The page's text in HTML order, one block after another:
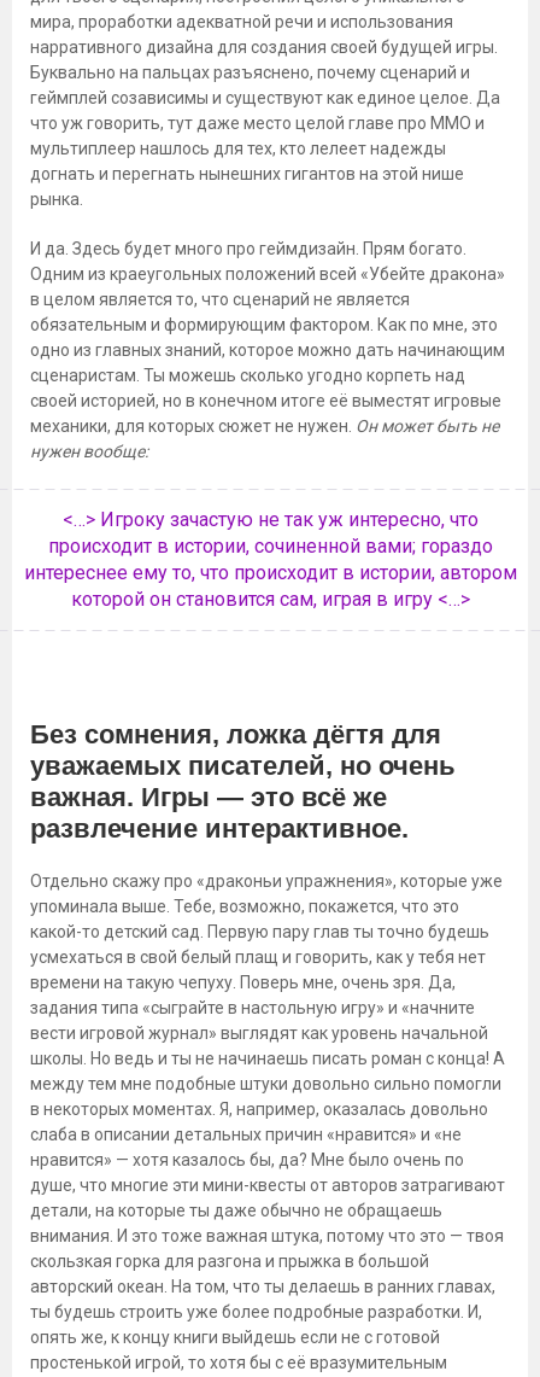
мира, проработки адекватной речи и использования
нарративного дизайна для создания своей будущей игры.
Буквально на пальцах разъяснено, почему сценарий и
геймплей созависимы и существуют как единое целое. Да
что уж говорить, тут даже место целой главе про ММО и
мультиплеер нашлось для тех, кто лелеет надежды
догнать и перегнать нынешних гигантов на этой нише
рынка.
И да. Здесь будет много про геймдизайн. Прям богато.
Одним из краеугольных положений всей «Убейте дракона»
в целом является то, что сценарий не является
обязательным и формирующим фактором. Как по мне, это
одно из главных знаний, которое можно дать начинающим
сценаристам. Ты можешь сколько угодно корпеть над
своей историей, но в конечном итоге её выместят игровые
механики, для которых сюжет не нужен. Он может быть не
нужен вообще:
<…> Игроку зачастую не так уж интересно, что
происходит в истории, сочиненной вами; гораздо
интереснее ему то, что происходит в истории, автором
которой он становится сам, играя в игру <…>
Без сомнения, ложка дёгтя для
уважаемых писателей, но очень
важная. Игры — это всё же
развлечение интерактивное.
Отдельно скажу про «драконьи упражнения», которые уже
упоминала выше. Тебе, возможно, покажется, что это
какой-то детский сад. Первую пару глав ты точно будешь
усмехаться в свой белый плащ и говорить, как у тебя нет
времени на такую чепуху. Поверь мне, очень зря. Да,
задания типа «сыграйте в настольную игру» и «начните
вести игровой журнал» выглядят как уровень начальной
школы. Но ведь и ты не начинаешь писать роман с конца! А
между тем мне подобные штуки довольно сильно помогли
в некоторых моментах. Я, например, оказалась довольно
слаба в описании детальных причин «нравится» и «не
нравится» — хотя казалось бы, да? Мне было очень по
душе, что многие эти мини-квесты от авторов затрагивают
детали, на которые ты даже обычно не обращаешь
внимания. И это тоже важная штука, потому что это — твоя
скользкая горка для разгона и прыжка в большой
авторский океан. На том, что ты делаешь в ранних главах,
ты будешь строить уже более подробные разработки. И,
опять же, к концу книги выйдешь если не с готовой
простенькой игрой, то хотя бы с её вразумительным